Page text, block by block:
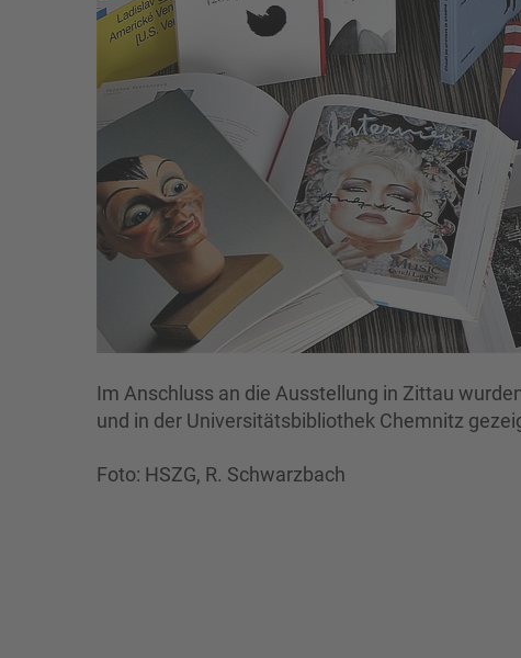
Im Anschluss an die Ausstellung in Zittau
und in der Universitätsbibliothek Chemnitz
Foto: HSZG, R. Schwarzbach